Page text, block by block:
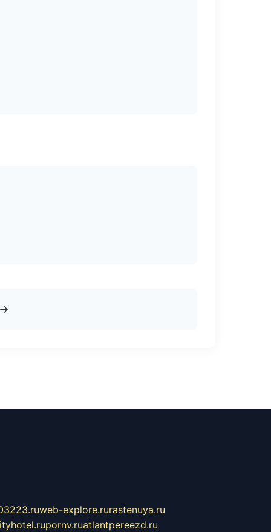
web-explore.rurastenuya.ru
pornv.ruatlantpereezd.ru